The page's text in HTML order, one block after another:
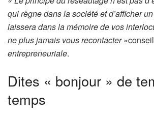
qui règne dans la société et d’afficher
laissera dans la mémoire de vos
ne plus jamais vous recontacter »
entrepreneuriale.
Dites « bonjour » de
temps